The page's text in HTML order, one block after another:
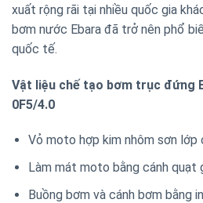
xuất rộng rãi tại nhiều quốc gia
bơm nước Ebara đã trở nên phổ
quốc tế.
Vật liệu chế tạo bơm trục đứng
0F5/4.0
Vỏ moto hợp kim nhôm sơn lớp
Làm mát moto bằng cánh quạt
Buồng bơm và cánh bơm bằng